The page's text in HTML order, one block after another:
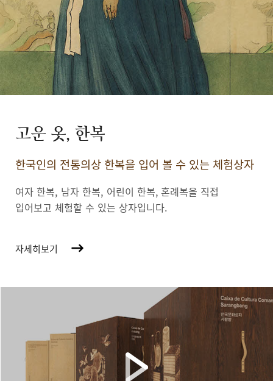
고운 옷, 한복
한국인의 전통의상 한복을 입어 볼 수 있는 체험상자
여자 한복, 남자 한복, 어린이 한복, 혼례복을 직접
입어보고 체험할 수 있는 상자입니다.
자세히보기